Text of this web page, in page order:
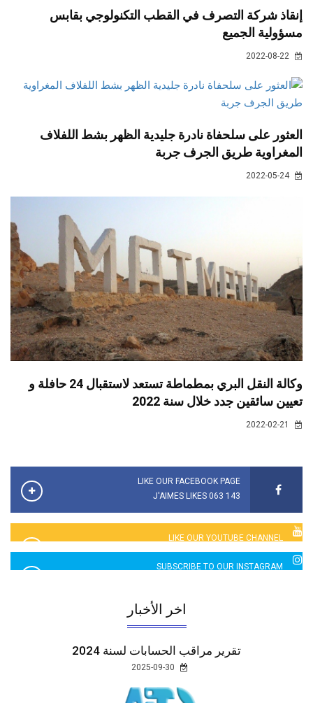
إنقاذ شركة التصرف في القطب التكنولوجي بقابس
مسؤولية الجميع
العثور على سلحفاة نادرة جليدية الظهر بشط اللفلاف
المغراوية طريق الجرف جربة
2022-05-24
وكالة النقل البري بمطماطة تستعد لاستقبال 24 حافلة و
تعيين سائقين جدد خلال سنة 2022
LIKE OUR FACEBOOK PAGE
143 063 J'AIMES LIKES
LIKE OUR YOUTUBE CHANNEL
2760 LIKES
SUBSCRIBE TO OUR INSTAGRAM
اخر الأخبار
تقرير مراقب الحسابات لسنة 2024